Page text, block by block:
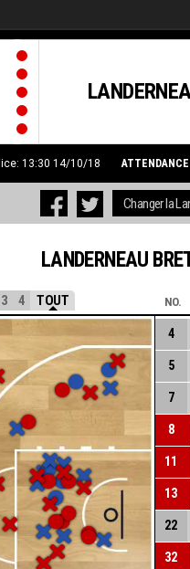
13:30 14/10/18 ATTENDANCE
LANDERNEAU
3 4 TOUT NO.
4
5
7
8
11
13
22
32